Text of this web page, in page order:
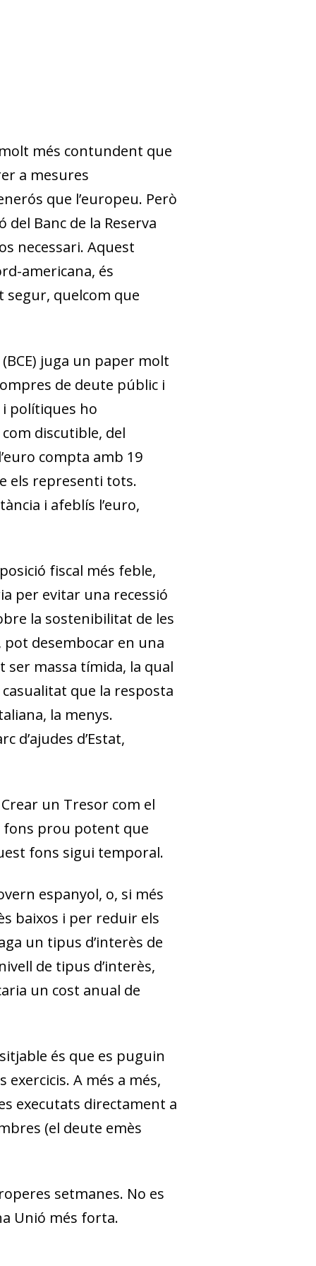
més contundent que
a mesures
que l’europeu. Però
del Banc de la Reserva
necessari. Aquest
americana, és
quelcom que
juga un paper molt
de deute públic i
i polítiques ho
discutible, del
compta amb 19
els representi tots.
i afeblís l’euro,
fiscal més feble,
per evitar una recessió
la sostenibilitat de les
pot desembocar en una
ser massa tímida, la qual
casualitat que la resposta
la menys.
d’ajudes d’Estat,
un Tresor com el
fons prou potent que
fons sigui temporal.
espanyol, o, si més
baixos i per reduir els
un tipus d’interès de
de tipus d’interès,
un cost anual de
és que es puguin
A més a més,
executats directament a
(el deute emès
setmanes. No es
Unió més forta.